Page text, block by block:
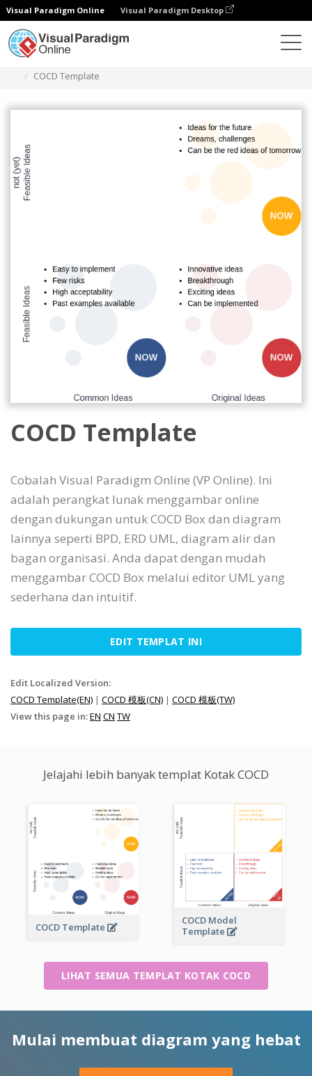
Visual Paradigm Online Visual Paradigm Desktop
COCD Template
COCD Template
Cobalah Visual Paradigm Online (VP Online). Ini
adalah perangkat lunak menggambar online
dengan dukungan untuk COCD Box dan diagram
lainnya seperti BPD, ERD UML, diagram alir dan
bagan organisasi. Anda dapat dengan mudah
menggambar COCD Box melalui editor UML yang
sederhana dan intuitif.
EDIT TEMPLAT INI
Edit Localized Version:
COCD Template(EN) | COCD 模板(CN) | COCD 模板(TW)
View this page in:EN CN TW
Jelajahi lebih banyak templat Kotak COCD
COCD Template
COCD Model
Template
LIHAT SEMUA TEMPLAT KOTAK COCD
Mulai membuat diagram yang hebat